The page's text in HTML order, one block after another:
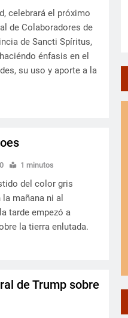
celebrará el próximo
de Colaboradores de
de Sancti Spíritus,
énfasis en el
su uso y aporte a la
0 1 minutos
del color gris
mañana ni al
tarde empezó a
la tierra enlutada.
de Trump sobre